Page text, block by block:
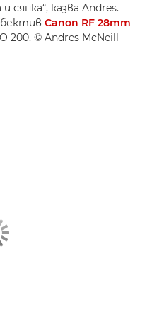
казва Andres.
Canon RF 28mm
200. © Andres McNeill